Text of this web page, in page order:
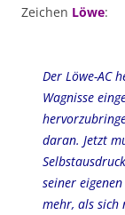
Zeichen Löwe:
Der Löwe-AC
Wagnisse
daran. Jetzt
seiner
mehr, als